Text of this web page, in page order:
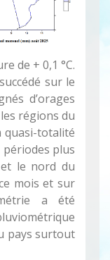
de + 0,1 °C.
sur le
d’orages
régions du
quasi-totalité
plus
et le nord du
mois et sur
a été
pays surtout